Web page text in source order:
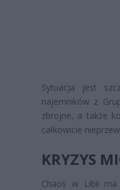
Sytuacja jest
najemników z
zbrojne, a także
całkowicie
KRYZYS
Chaos w Libii ma